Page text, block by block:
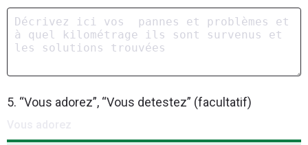
5. “Vous adorez”, “Vous detestez” (facultatif)